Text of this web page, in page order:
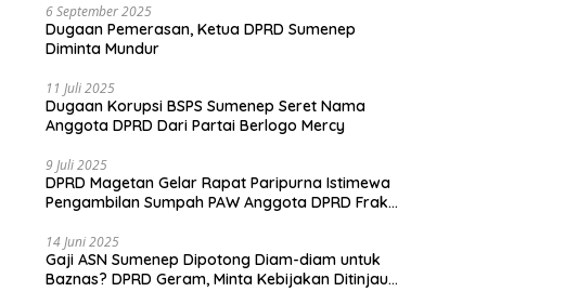
6 September 2025
Dugaan Pemerasan, Ketua DPRD Sumenep
Diminta Mundur
11 Juli 2025
Dugaan Korupsi BSPS Sumenep Seret Nama
Anggota DPRD Dari Partai Berlogo Mercy
9 Juli 2025
DPRD Magetan Gelar Rapat Paripurna Istimewa
Pengambilan Sumpah PAW Anggota DPRD Fraksi
14 Juni 2025
Gaji ASN Sumenep Dipotong Diam-diam untuk
Baznas? DPRD Geram, Minta Kebijakan Ditinjau